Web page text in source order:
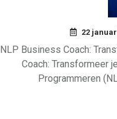
22
NLP Business Coach:
Coach: Transformeer
Programmeren